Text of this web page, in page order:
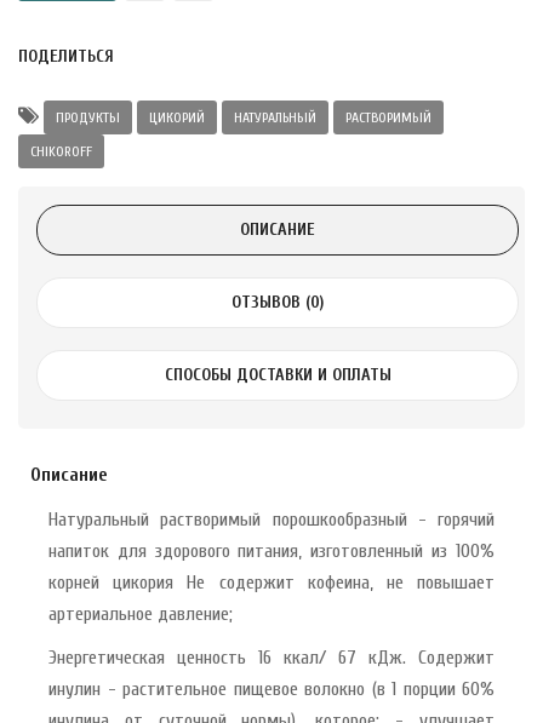
Укрепление
DE PEPINS DE
ПОДЕЛИТЬСЯ
ПРОДУКТЫ ЦИКОРИЙ НАТУРАЛЬНЫЙ
РАСТВОРИМЫЙ
CHIKOROFF
ОПИСАНИЕ
ОТЗЫВОВ (0)
СПОСОБЫ ДОСТАВКИ И ОПЛАТЫ
Описание
Натуральный растворимый порошкообразный - горячий
напиток для здорового питания, изготовленный из 100%
корней цикория Не содержит кофеина, не повышает
артериальное давление;
Энергетическая ценность 16 ккал/ 67 кДж. Содержит
инулин - растительное пищевое волокно (в 1 порции 60%